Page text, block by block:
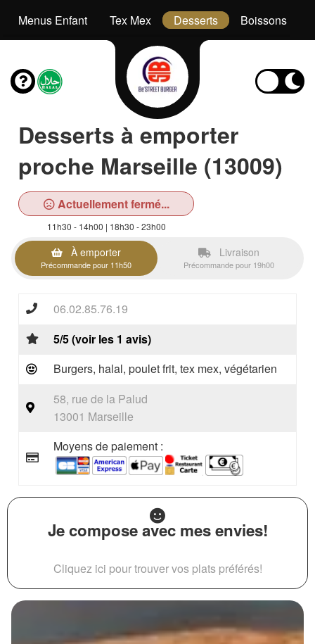
Menus Enfant Tex Mex Desserts Boissons
Desserts à emporter
proche Marseille (13009)
Actuellement fermé...
11h30 - 14h00 | 18h30 - 23h00
À emporter
Précommande pour 11h50
Livraison
Précommande pour 19h00
06.02.85.76.19
5/5 (voir les 1 avis)
Burgers, halal, poulet frit, tex mex, végétarien
58, rue de la Palud
13001 Marseille
Moyens de paiement :
Je compose avec mes envies!
Cliquez ici pour trouver vos plats préférés!